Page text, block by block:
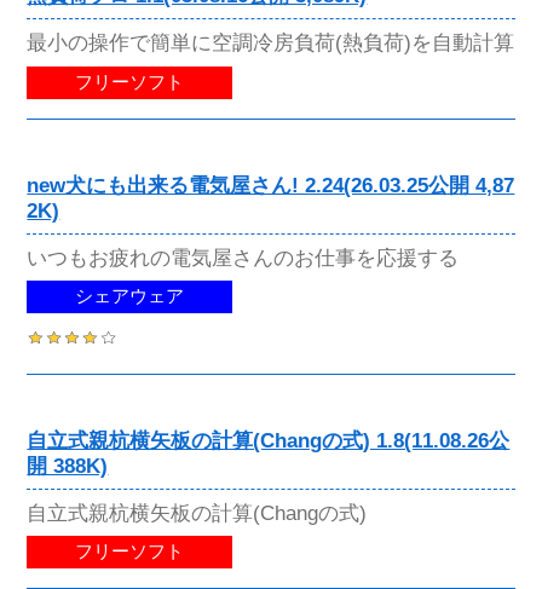
最小の操作で簡単に空調冷房負荷(熱負荷)を自動計算
フリーソフト
new犬にも出来る電気屋さん! 2.24(26.03.25公開 4,87
2K)
いつもお疲れの電気屋さんのお仕事を応援する
シェアウェア
自立式親杭横矢板の計算(Changの式) 1.8(11.08.26公
開 388K)
自立式親杭横矢板の計算(Changの式)
フリーソフト